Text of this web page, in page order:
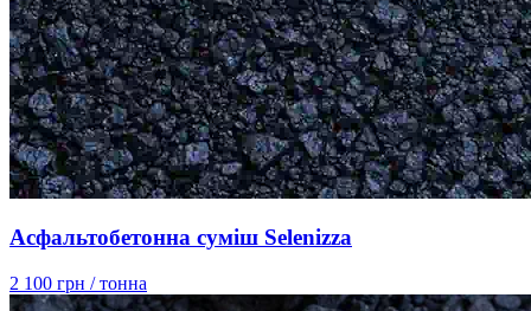
Асфальтобетонна суміш Selenizza
2 100 грн / тонна